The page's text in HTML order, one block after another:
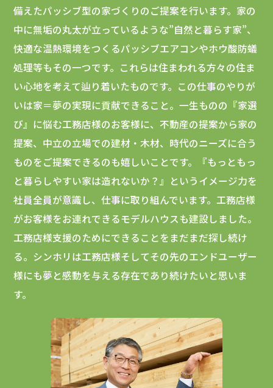
備えたパッシブ型の家づくりのご提案を行います。家の
中に無垢の丸太が立っているような”自然と暮らす家”、
快適な温熱環境をつくるパッシブエアコンやホウ酸防蟻
処理等もその一つです。これらは住まわれる方々の住ま
い心地を考えて辿り着いたものです。この仕事のやりが
いは家＝夢の実現に貢献できること。一生ものの『家選
び』に悩む工務店様のお客様に、不動産の提案から家の
提案、中立の立場での建材・木材、時代のニーズに合う
ものをご提案できるのも嬉しいことです。『もっともっ
と暮らしやすい家は造れないか？』というイメージ力を
社員全員が意識し、仕事に取り組んでいます。工務店様
がお客様をお連れできるモデルハウスも建設しました。
工務店様支援のためにできることをまだまだ探し続け
る。シンホリは工務店様そしてその先のエンドユーザー
様にも夢と感動を与える存在であり続けたいと思いま
す。